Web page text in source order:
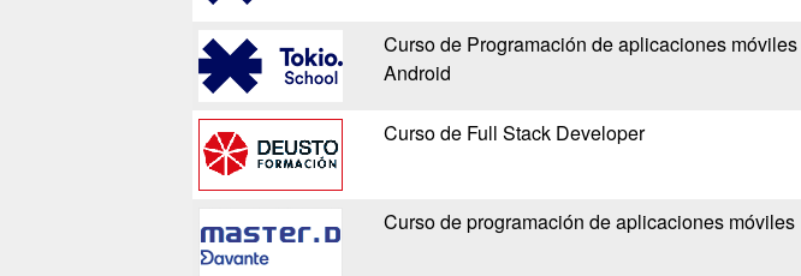
Curso de Programación de aplicaciones móviles
Android
Curso de Full Stack Developer
Curso de programación de aplicaciones móviles